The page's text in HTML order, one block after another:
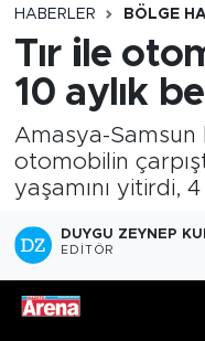
HABERLER BÖLGE
Tır ile
10 aylık
Amasya-Samsun
otomobilin
yaşamını yitirdi,
DUYGU ZEYNEP
EDITÖR
Süper Lig
Tüm Manşetler
Son Dakika
Haber Arşivi